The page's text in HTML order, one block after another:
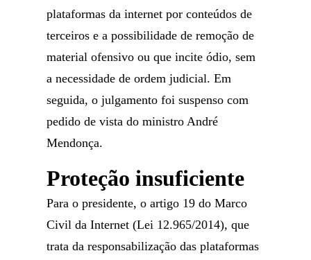
plataformas da internet por conteúdos de
terceiros e a possibilidade de remoção de
material ofensivo ou que incite ódio, sem
a necessidade de ordem judicial. Em
seguida, o julgamento foi suspenso com
pedido de vista do ministro André
Mendonça.
Proteção insuficiente
Para o presidente, o artigo 19 do Marco
Civil da Internet (Lei 12.965/2014), que
trata da responsabilização das plataformas